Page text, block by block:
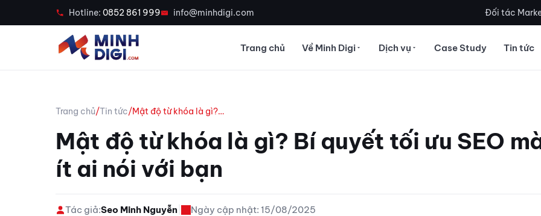
Hotline: 0852 861 999 info@minhdigi.com Đối tác
Trang chủ Về Minh Digi Dịch vụ Case Study Tin tức
Trang chủ/Tin tức/Mật độ từ khóa là gì?…
Mật độ từ khóa là gì? Bí quyết tối ưu SEO
ít ai nói với bạn
Tác giả:Seo Minh Nguyễn Ngày cập nhật: 15/08/2025